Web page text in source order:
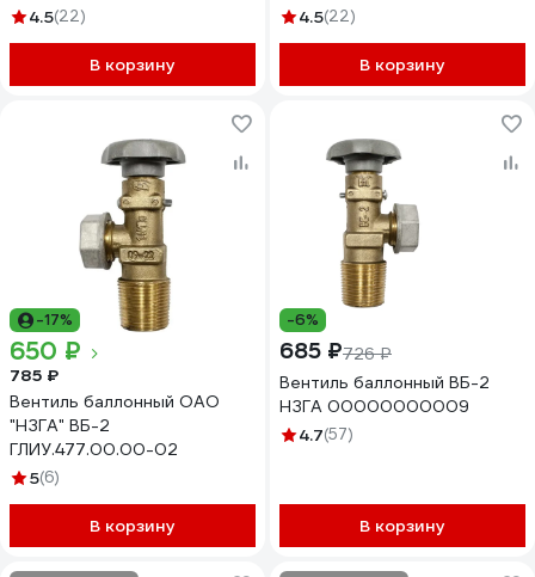
4.5(22)
В корзину
4.5(22)
В корзину
-17%
650 ₽
785 ₽
Вентиль баллонный ОАО
"НЗГА" ВБ-2
ГЛИУ.477.00.00-02
5(6)
В корзину
-6%
685 ₽726 ₽
Вентиль баллонный ВБ-2
НЗГА 00000000009
4.7(57)
В корзину